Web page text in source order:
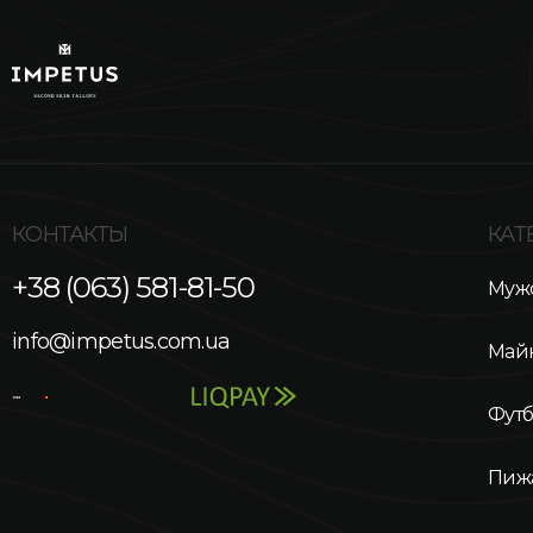
КОНТАКТЫ
+38 (063) 581-81-50
info@impetus.com.ua